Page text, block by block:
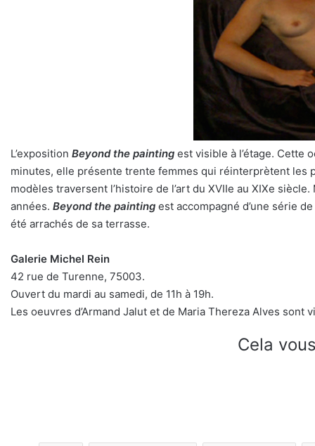
L’exposition Beyond the painting est visible à l’étage. Cette
minutes, elle présente trente femmes qui réinterprètent les
modèles traversent l’histoire de l’art du XVIIe au XIXe
années. Beyond the painting est accompagné d’une série
été arrachés de sa terrasse.
Galerie Michel Rein
42 rue de Turenne, 75003.
Ouvert du mardi au samedi, de 11h à 19h.
Les oeuvres d’Armand Jalut et de Maria Thereza Alves sont
Cela